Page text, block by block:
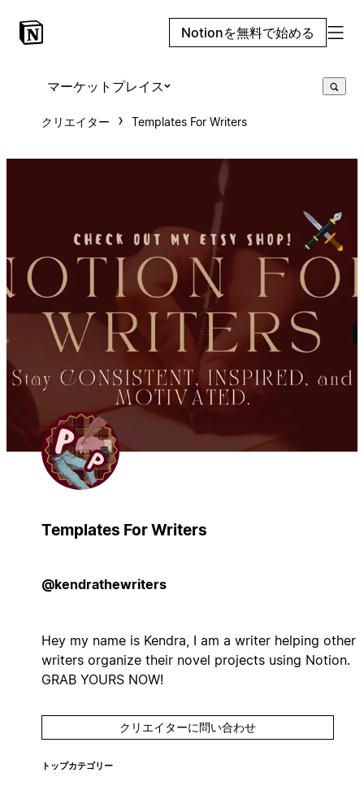
Notionを無料で始める
マーケットプレイス
クリエイター Templates For Writers
Templates For Writers
@kendrathewriters
Hey my name is Kendra, I am a writer helping other
writers organize their novel projects using Notion.
GRAB YOURS NOW!
クリエイターに問い合わせ
トップカテゴリー